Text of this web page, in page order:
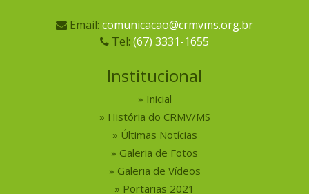
Email: comunicacao@crmvms.org.br
Tel: (67) 3331-1655
Institucional
Inicial
História do CRMV/MS
Últimas Notícias
Galeria de Fotos
Galeria de Vídeos
Portarias 2021